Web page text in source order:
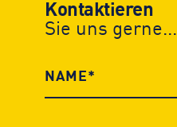
Kontaktieren
Sie uns gerne...